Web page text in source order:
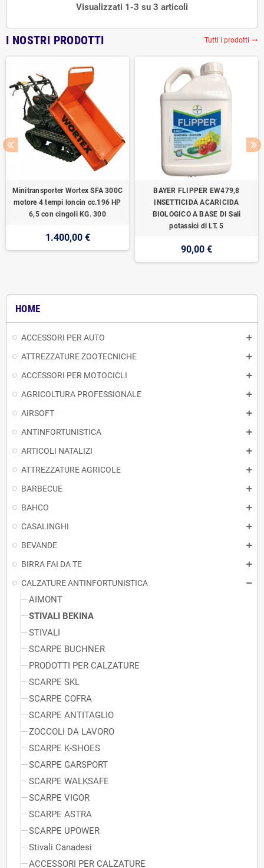
HOME
ACCESSORI PER AUTO
ATTREZZATURE ZOOTECNICHE
ACCESSORI PER MOTOCICLI
AGRICOLTURA PROFESSIONALE
AIRSOFT
ANTINFORTUNISTICA
ARTICOLI NATALIZI
ATTREZZATURE AGRICOLE
BARBECUE
BAHCO
CASALINGHI
BEVANDE
BIRRA FAI DA TE
CALZATURE ANTINFORTUNISTICA
AIMONT
STIVALI BEKINA
STIVALI
SCARPE BUCHNER
PRODOTTI PER CALZATURE
SCARPE SKL
SCARPE COFRA
SCARPE ANTITAGLIO
ZOCCOLI DA LAVORO
SCARPE K-SHOES
SCARPE GARSPORT
SCARPE WALKSAFE
SCARPE VIGOR
SCARPE ASTRA
SCARPE UPOWER
Stivali Canadesi
ACCESSORI PER CALZATURE
Visualizzati 1-3 su 3 articoli
I NOSTRI PRODOTTI Tutti i prodotti trending_flat
Minitransporter Wortex SFA 300C
motore 4 tempi loncin cc.196 HP
6,5 con cingoli KG. 300
1.400,00 €
BAYER FLIPPER EW479,8
INSETTICIDA ACARICIDA
BIOLOGICO A BASE DI Sali
potassici di LT. 5
90,00 €